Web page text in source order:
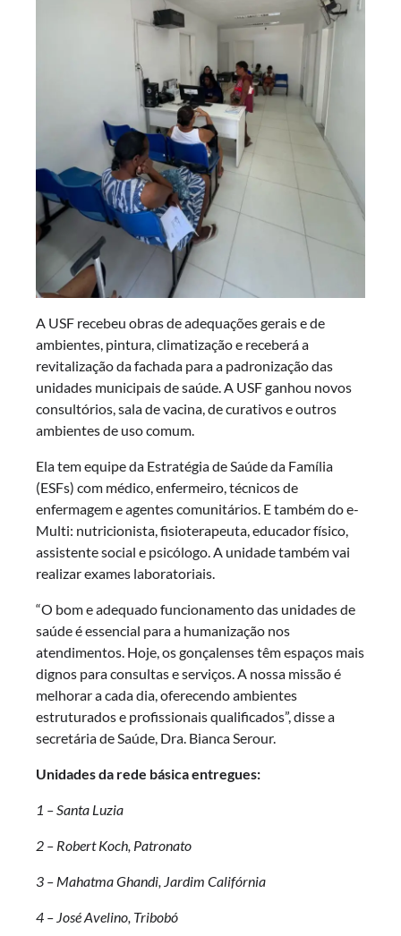
A USF recebeu obras de adequações gerais e de
ambientes, pintura, climatização e receberá a
revitalização da fachada para a padronização das
unidades municipais de saúde. A USF ganhou novos
consultórios, sala de vacina, de curativos e outros
ambientes de uso comum.
Ela tem equipe da Estratégia de Saúde da Família
(ESFs) com médico, enfermeiro, técnicos de
enfermagem e agentes comunitários. E também do e-
Multi: nutricionista, fisioterapeuta, educador físico,
assistente social e psicólogo. A unidade também vai
realizar exames laboratoriais.
“O bom e adequado funcionamento das unidades de
saúde é essencial para a humanização nos
atendimentos. Hoje, os gonçalenses têm espaços mais
dignos para consultas e serviços. A nossa missão é
melhorar a cada dia, oferecendo ambientes
estruturados e profissionais qualificados”, disse a
secretária de Saúde, Dra. Bianca Serour.
Unidades da rede básica entregues:
1 – Santa Luzia
2 – Robert Koch, Patronato
3 – Mahatma Ghandi, Jardim Califórnia
4 – José Avelino, Tribobó